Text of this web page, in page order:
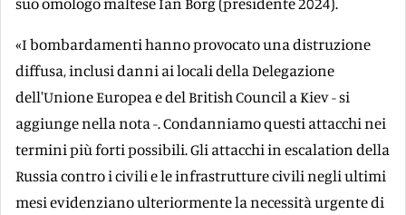
«I bombardamenti hanno provocato una distruzione
diffusa, inclusi danni ai locali della Delegazione
dell'Unione Europea e del British Council a Kiev - si
aggiunge nella nota -. Condanniamo questi attacchi nei
termini più forti possibili. Gli attacchi in escalation della
Russia contro i civili e le infrastrutture civili negli ultimi
mesi evidenziano ulteriormente la necessità urgente di